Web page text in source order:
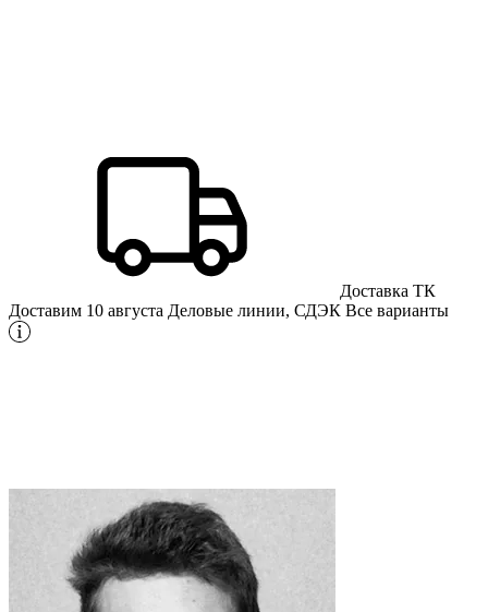
Доставка ТК
Доставим 10 августа Деловые линии, СДЭК Все варианты